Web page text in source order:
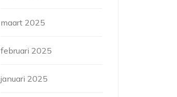
maart 2025
februari 2025
januari 2025